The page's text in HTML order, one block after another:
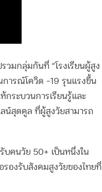
วมกลุ่มกันที่ “โรงเรียนผู้สูง
การณ์โควิด -19 รุนแรงขึ้น
กระบวนการเรียนรู้และ
น์สุดคูล ที่ผู้สูงวัยสามารถ
บคนวัย 50+ เป็นหนึ่งใน
รองรับสังคมสูงวัยของไทยที่